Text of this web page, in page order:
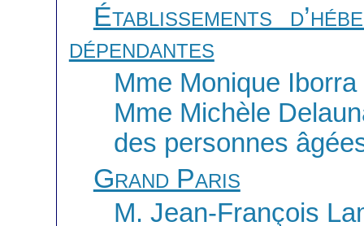
Établissements
dépendantes
Mme Monique Iborra
Mme Michèle
des personnes
Grand Paris
M. Jean-François